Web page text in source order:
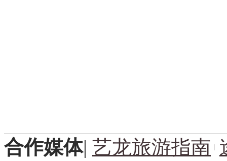
合作媒体| 艺龙旅游指南